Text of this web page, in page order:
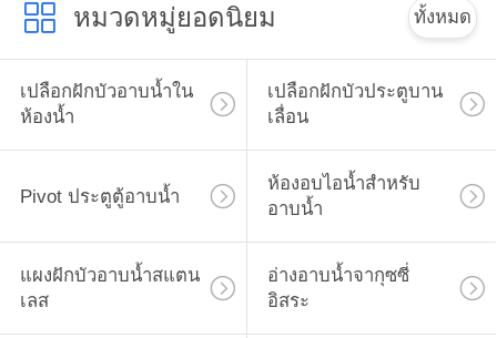
หมวดหมู่ยอดนิยม ทั้งหมด
เปลือกฝักบัวอาบน้ำใน
ห้องน้ำ
เปลือกฝักบัวประตูบาน
เลื่อน
Pivot ประตูตู้อาบน้ำ
ห้องอบไอน้ำสำหรับ
อาบน้ำ
แผงฝักบัวอาบน้ำสแตน
เลส
อ่างอาบน้ำจากุซซี่
อิสระ